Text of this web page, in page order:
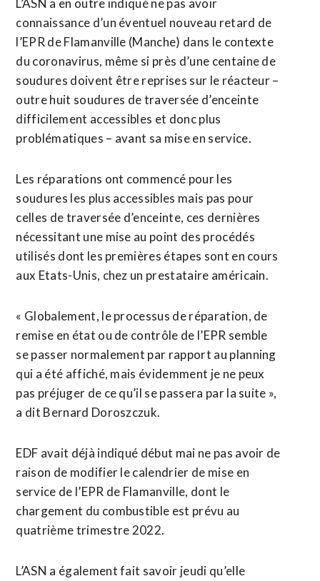
L’ASN a en outre indiqué ne pas avoir
connaissance d’un éventuel nouveau retard de
l’EPR de Flamanville (Manche) dans le contexte
du coronavirus, même si près d’une centaine de
soudures doivent être reprises sur le réacteur –
outre huit soudures de traversée d’enceinte
difficilement accessibles et donc plus
problématiques – avant sa mise en service.
Les réparations ont commencé pour les
soudures les plus accessibles mais pas pour
celles de traversée d’enceinte, ces dernières
nécessitant une mise au point des procédés
utilisés dont les premières étapes sont en cours
aux Etats-Unis, chez un prestataire américain.
« Globalement, le processus de réparation, de
remise en état ou de contrôle de l’EPR semble
se passer normalement par rapport au planning
qui a été affiché, mais évidemment je ne peux
pas préjuger de ce qu’il se passera par la suite »,
a dit Bernard Doroszczuk.
EDF avait déjà indiqué début mai ne pas avoir de
raison de modifier le calendrier de mise en
service de l’EPR de Flamanville, dont le
chargement du combustible est prévu au
quatrième trimestre 2022.
L’ASN a également fait savoir jeudi qu’elle